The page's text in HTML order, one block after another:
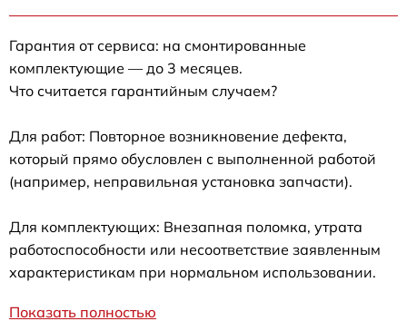
Гарантия от сервиса: на смонтированные
комплектующие — до 3 месяцев.
Что считается гарантийным случаем?
Для работ: Повторное возникновение дефекта,
который прямо обусловлен с выполненной работой
(например, неправильная установка запчасти).
Для комплектующих: Внезапная поломка, утрата
работоспособности или несоответствие заявленным
характеристикам при нормальном использовании.
Показать полностью